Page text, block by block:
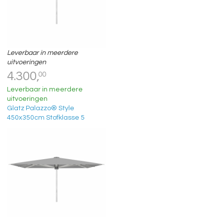
Leverbaar in meerdere
uitvoeringen
4.300,00
Leverbaar in meerdere
uitvoeringen
Glatz Palazzo® Style
450x350cm Stofklasse 5